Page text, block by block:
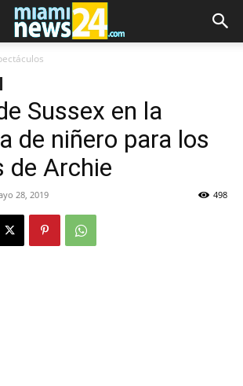
Sussex en la
de niñero para los
de Archie
28, 2019 498